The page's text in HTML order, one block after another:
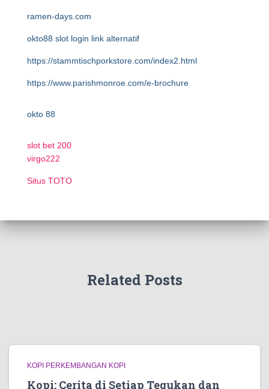
ramen-days.com
okto88 slot login link alternatif
https://stammtischporkstore.com/index2.html
https://www.parishmonroe.com/e-brochure
okto 88
slot bet 200
virgo222
Situs TOTO
Related Posts
KOPI PERKEMBANGAN KOPI
Kopi: Cerita di Setiap Tegukan dan